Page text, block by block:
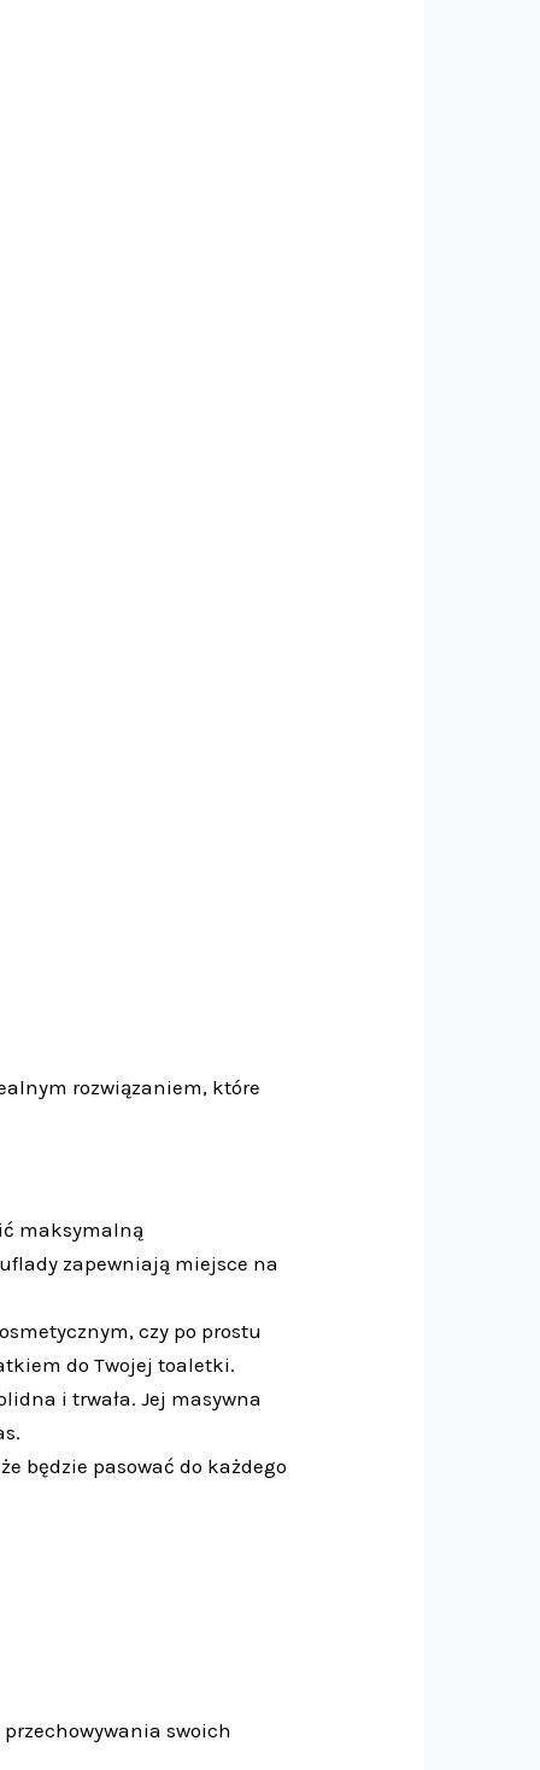
rozwiązaniem, które
maksymalną
zapewniają miejsce na
czy po prostu
do Twojej toaletki.
i trwała. Jej masywna
będzie pasować do każdego
swoich